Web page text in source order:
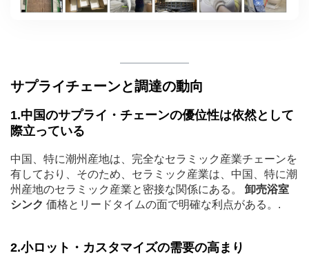
サプライチェーンと調達の動向
1.中国のサプライ・チェーンの優位性は依然として
際立っている
中国、特に潮州産地は、完全なセラミック産業チェーンを
有しており、そのため、セラミック産業は、中国、特に潮
州産地のセラミック産業と密接な関係にある。 卸売浴室
シンク 価格とリードタイムの面で明確な利点がある。.
2.小ロット・カスタマイズの需要の高まり